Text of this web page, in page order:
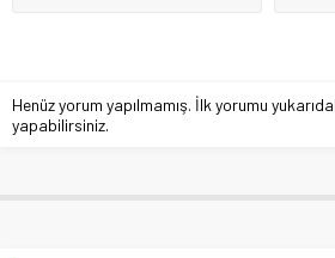
Henüz yorum yapılmamış. İlk yorumu
yapabilirsiniz.